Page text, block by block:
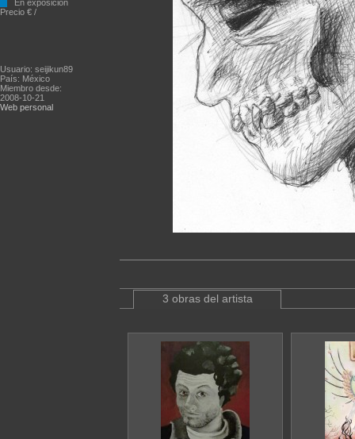
En exposición
Precio € /
Usuario: seijikun89
País: México
Miembro desde:
2008-10-21
Web personal
3 obras del artista